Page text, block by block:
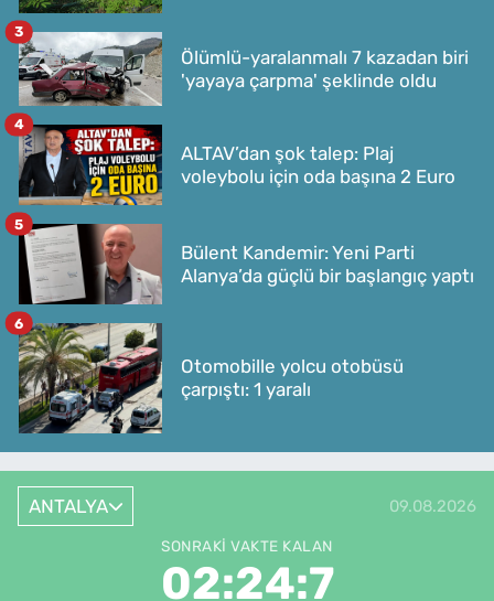
Ölümlü-yaralanmalı 7 kazadan biri
'yayaya çarpma' şeklinde oldu
3
ALTAV’dan şok talep: Plaj
voleybolu için oda başına 2 Euro
4
Bülent Kandemir: Yeni Parti
Alanya’da güçlü bir başlangıç yaptı
5
Otomobille yolcu otobüsü
çarpıştı: 1 yaralı
6
ANTALYA 09.08.2026
SONRAKI VAKTE KALAN
02:24:7